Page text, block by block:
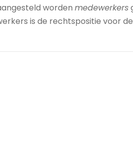
worden medewerkers
is de rechtspositie voor